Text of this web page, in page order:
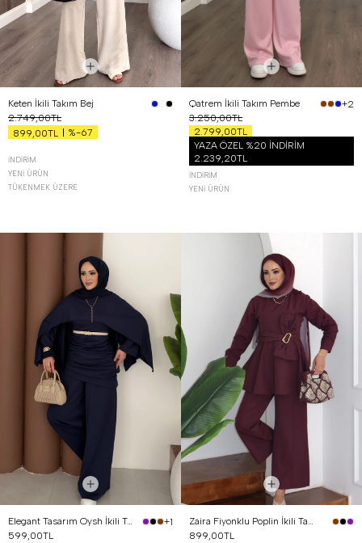
Keten İkili Takım Bej
2.749,00TL
899,00TL
%-67
İNDIRIM
YENI ÜRÜN
TÜKENMEK ÜZERE
Qatrem İkili Takım Pembe
+2
3.250,00TL
2.799,00TL
YAZA ÖZEL %20 İNDİRİM
2.239,20TL
İNDIRIM
YENI ÜRÜN
Elegant Tasarım Oysh İkili Takım Lacivert
+1
599,00TL
Zaira Fiyonklu Poplin İkili Takım Mürdüm
899,00TL